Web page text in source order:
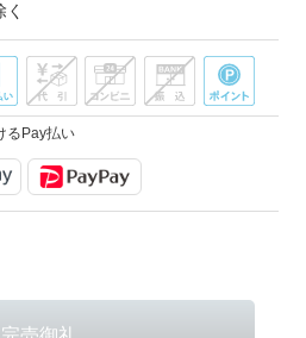
るPay払い